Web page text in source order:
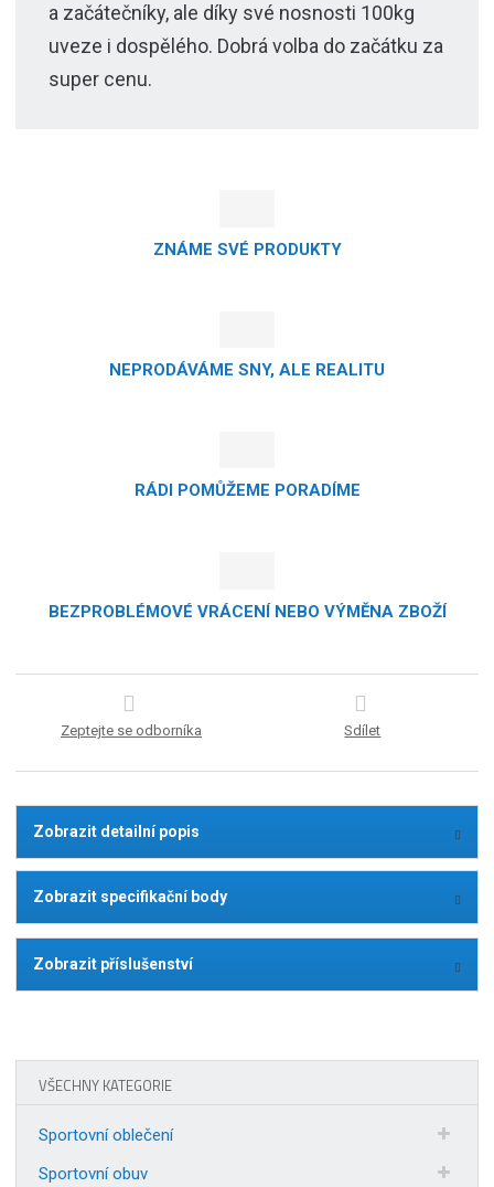
a začátečníky, ale díky své nosnosti 100kg
uveze i dospělého. Dobrá volba do začátku za
super cenu.
ZNÁME SVÉ PRODUKTY
NEPRODÁVÁME SNY, ALE REALITU
RÁDI POMŮŽEME PORADÍME
BEZPROBLÉMOVÉ VRÁCENÍ NEBO VÝMĚNA ZBOŽÍ
Zeptejte se odborníka Sdílet
Zobrazit detailní popis
Zobrazit specifikační body
Zobrazit příslušenství
VŠECHNY KATEGORIE
Sportovní oblečení
Sportovní obuv